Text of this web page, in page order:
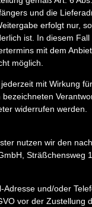
und die
erfolgt nur,
ist. In diesem
mit dem
möglich.
mit Wirkung
widerrufen werden.
nutzen wir den
Sträßchensweg
Adresse und/oder
vor der Zustellung